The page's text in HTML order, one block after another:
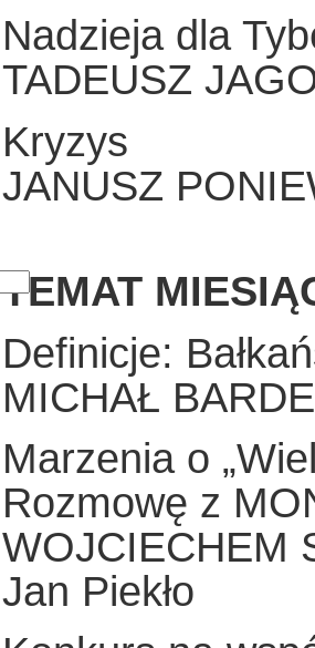
Nadzieja dla
TADEUSZ
Kryzys
JANUSZ
TEMAT
Definicje:
MICHAŁ
Marzenia o
Rozmowę z
WOJCIECHEM
Jan Piekło